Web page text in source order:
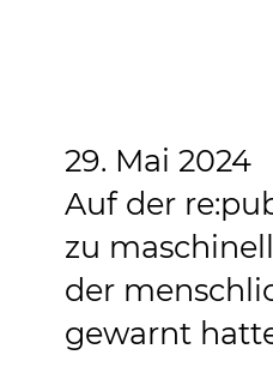
29. Mai 2024
Auf der
zu
der
gewarnt